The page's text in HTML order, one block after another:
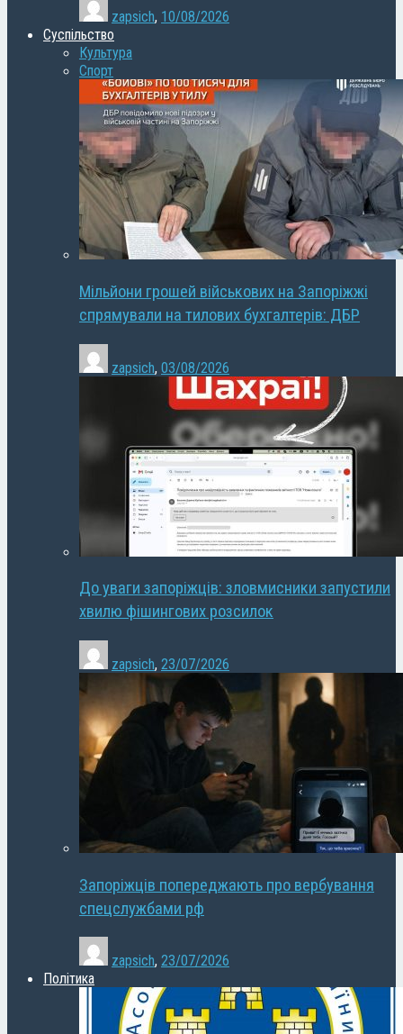
zapsich, 10/08/2026
Суспільство
Культура
Спорт
Мільйони грошей військових на Запоріжжі
спрямували на тилових бухгалтерів: ДБР
zapsich, 03/08/2026
До уваги запоріжців: зловмисники запустили
хвилю фішингових розсилок
zapsich, 23/07/2026
Запоріжців попереджають про вербування
спецслужбами рф
zapsich, 23/07/2026
Політика